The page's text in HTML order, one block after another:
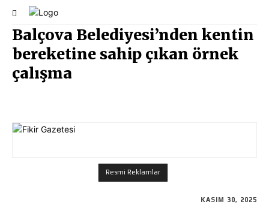
Balçova Belediyesi’nden kentin
bereketine sahip çıkan örnek
çalışma
Resmi Reklamlar
KASIM 30, 2025